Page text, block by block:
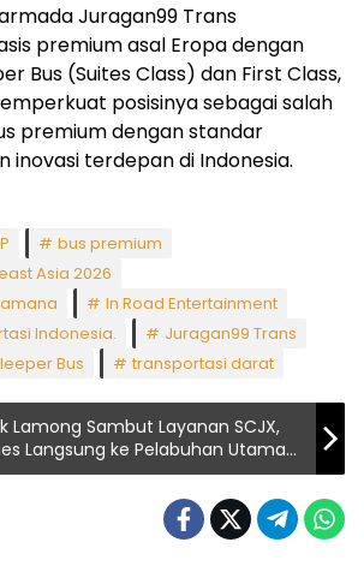
Juragan99 Trans
premium asal Eropa dengan
Bus (Suites Class) dan First Class,
posisinya sebagai salah
premium dengan standar
inovasi terdepan di Indonesia.
bus premium
Asia 2026
In Road Entertainment
Indonesia.
Juragan99 Trans
Bus transportasi darat
Lamong Sambut Layanan SCJX,
Langsung ke Pelabuhan Utama
Selatan